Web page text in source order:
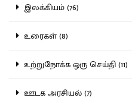
இலக்கியம் (76)
உரைகள் (8)
உற்றுநோக்க ஒரு செய்தி (11)
ஊடக அரசியல் (7)